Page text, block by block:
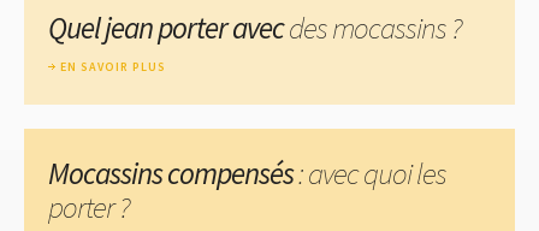
Quel jean porter avecdes mocassins ?
EN SAVOIR PLUS
Mocassins compensés: avec quoi les
porter ?